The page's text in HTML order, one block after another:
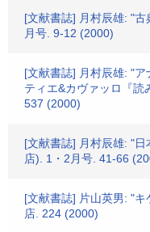
[文献書誌] 月村辰雄: "
月号. 9-12 (2000)
[文献書誌] 月村辰雄: "
ティエ&カヴァッロ『
537 (2000)
[文献書誌] 月村辰雄: "
店). 1・2月号. 41-66
[文献書誌] 片山英男: "
店. 224 (2000)